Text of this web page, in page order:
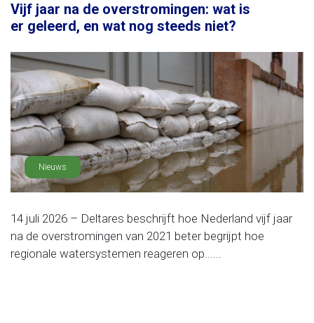
Vijf jaar na de overstromingen: wat is
er geleerd, en wat nog steeds niet?
Nieuws
14 juli 2026 – Deltares beschrijft hoe Nederland vijf jaar
na de overstromingen van 2021 beter begrijpt hoe
regionale watersystemen reageren op......